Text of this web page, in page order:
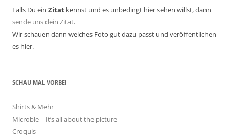
Falls Du ein Zitat kennst und es unbedingt hier sehen willst, dann
sende uns dein Zitat.
Wir schauen dann welches Foto gut dazu passt und veröffentlichen
es hier.
SCHAU MAL VORBEI
Shirts & Mehr
Microble – It’s all about the picture
Croquis